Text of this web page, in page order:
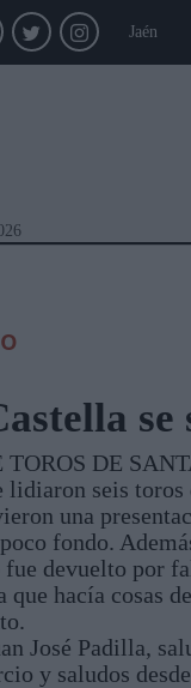
Jaén
Jaén Provincia
TOROS DE
lidiaron seis
una
fondo.
fue devuelto por
que hacía cosas
José Padilla,
y saludos